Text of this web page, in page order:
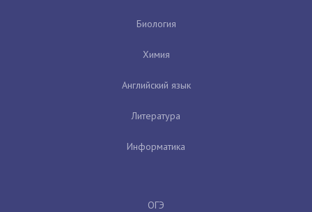
Биология
Химия
Английский язык
Литература
Информатика
ОГЭ